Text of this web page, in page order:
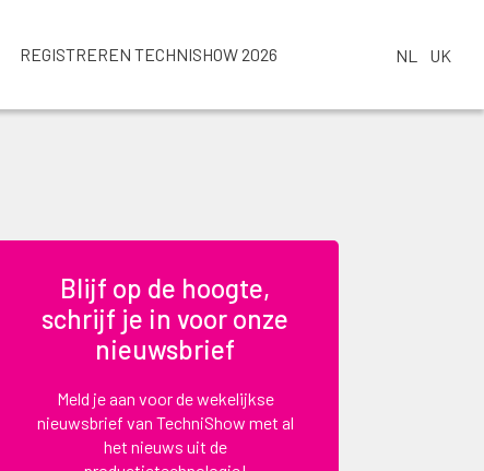
REGISTREREN TECHNISHOW 2026 NL UK
Blijf op de hoogte,
schrijf je in voor onze
nieuwsbrief
Meld je aan voor de wekelijkse
nieuwsbrief van TechniShow met al
het nieuws uit de